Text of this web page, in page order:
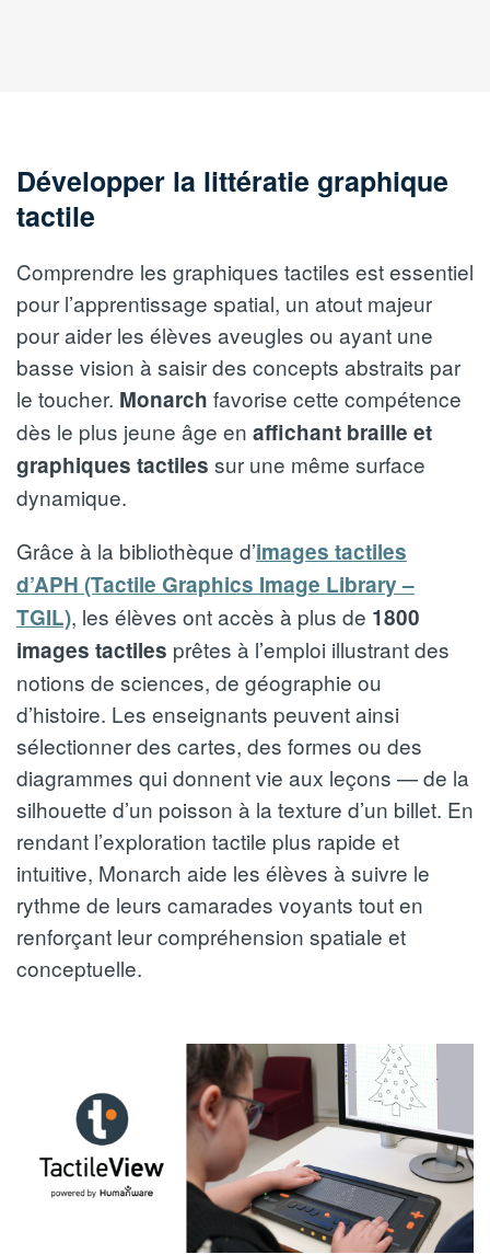
Développer la littératie graphique
tactile
Comprendre les graphiques tactiles est essentiel
pour l’apprentissage spatial, un atout majeur
pour aider les élèves aveugles ou ayant une
basse vision à saisir des concepts abstraits par
le toucher. Monarch favorise cette compétence
dès le plus jeune âge en affichant braille et
graphiques tactiles sur une même surface
dynamique.
Grâce à la bibliothèque d’images tactiles
d’APH (Tactile Graphics Image Library –
TGIL), les élèves ont accès à plus de 1800
images tactiles prêtes à l’emploi illustrant des
notions de sciences, de géographie ou
d’histoire. Les enseignants peuvent ainsi
sélectionner des cartes, des formes ou des
diagrammes qui donnent vie aux leçons — de la
silhouette d’un poisson à la texture d’un billet. En
rendant l’exploration tactile plus rapide et
intuitive, Monarch aide les élèves à suivre le
rythme de leurs camarades voyants tout en
renforçant leur compréhension spatiale et
conceptuelle.